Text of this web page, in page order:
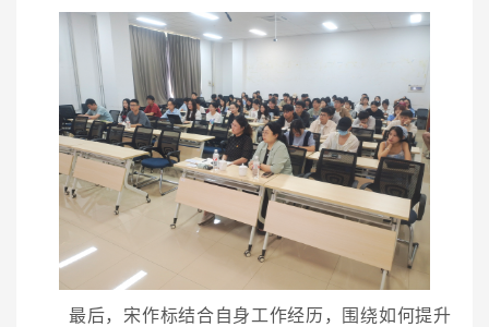
最后，宋作标结合自身工作经历，围绕如何提升